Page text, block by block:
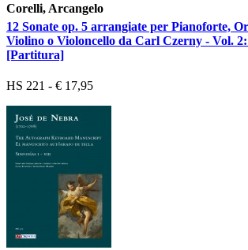
Corelli, Arcangelo
12 Sonate op. 5 arrangiate per Pianoforte,
Violino o Violoncello da Carl Czerny - Vol. 2:
[Partitura]
HS 221 - € 17,95